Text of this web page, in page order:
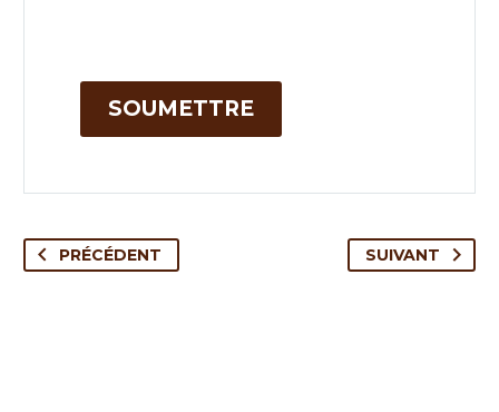
SOUMETTRE
PRÉCÉDENT SUIVANT